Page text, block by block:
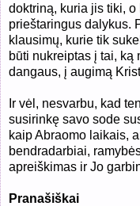
doktriną, kuria jis tiki,
prieštaringus dalykus.
klausimų, kurie tik
būti nukreiptas į tai, ką
dangaus, į augimą
Ir vėl, nesvarbu, kad
susirinkę savo sode
kaip Abraomo laikais,
bendradarbiai,
apreiškimas ir Jo
Pranašiškai